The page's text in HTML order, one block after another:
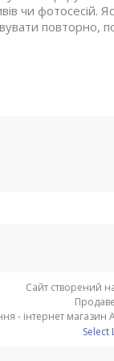
чи фотосесій.
повторно,
Сайт створений
Select